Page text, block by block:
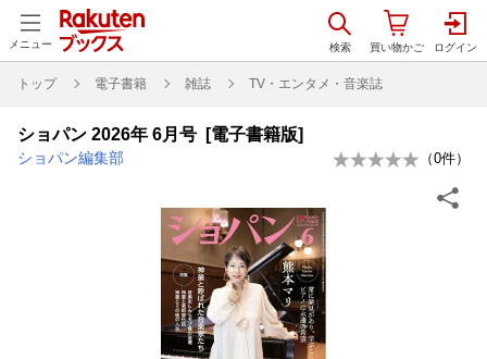
メニュー
トップ 電子書籍 雑誌 TV・エンタメ・音楽誌
ショパン 2026年 6月号 [電子書籍版]
ショパン編集部 （0件）